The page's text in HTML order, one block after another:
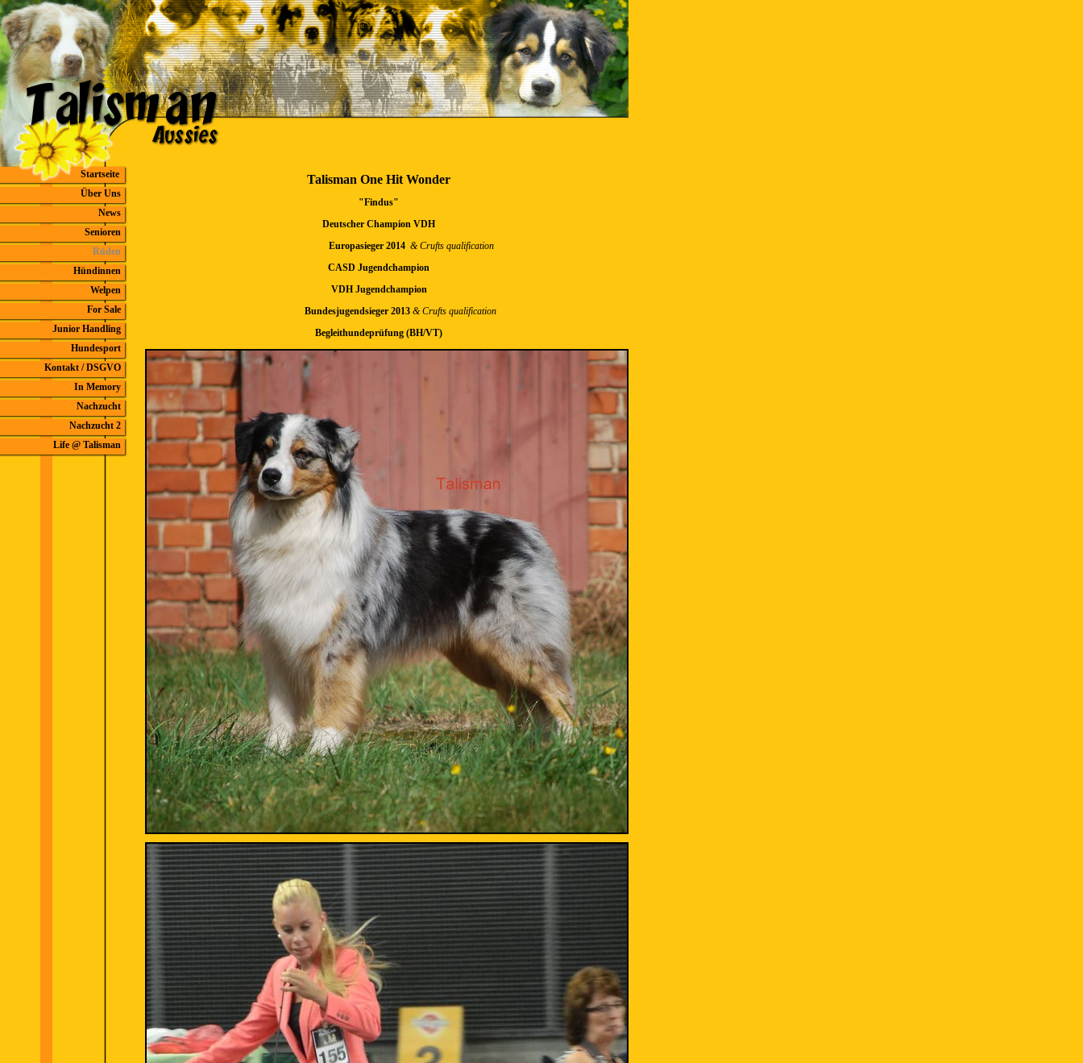
Startseite
Über Uns
News
Senioren
Rüden
Hündinnen
Welpen
For Sale
Junior Handling
Hundesport
Kontakt / DSGVO
In Memory
Nachzucht
Nachzucht 2
Life @ Talisman
Talisman One Hit Wonder
"Findus"
Deutscher Champion VDH
Europasieger 2014 & Crufts qualification
CASD Jugendchampion
VDH Jugendchampion
Bundesjugendsieger 2013 & Crufts qualification
Begleithundeprüfung (BH/VT)